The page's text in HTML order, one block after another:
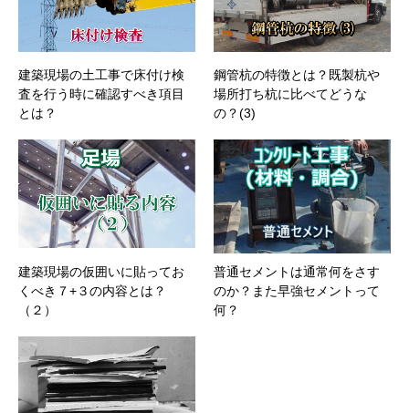
建築現場の土工事で床付け検
査を行う時に確認すべき項目
とは？
鋼管杭の特徴とは？既製杭や
場所打ち杭に比べてどうな
の？(3)
建築現場の仮囲いに貼ってお
くべき７+３の内容とは？
（２）
普通セメントは通常何をさす
のか？また早強セメントって
何？